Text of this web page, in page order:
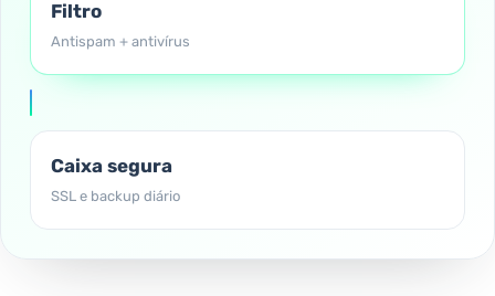
Filtro
Antispam + antivírus
Caixa segura
SSL e backup diário